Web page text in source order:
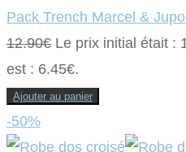
Pack Trench Marcel &
12.90€ Le prix initial était :
est : 6.45€.
Ajouter au panier
-50%